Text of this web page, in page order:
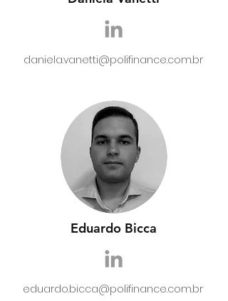
daniela.vanetti@polifinance.com.br
Eduardo Bicca
eduardo.bicca@polifinance.com.br